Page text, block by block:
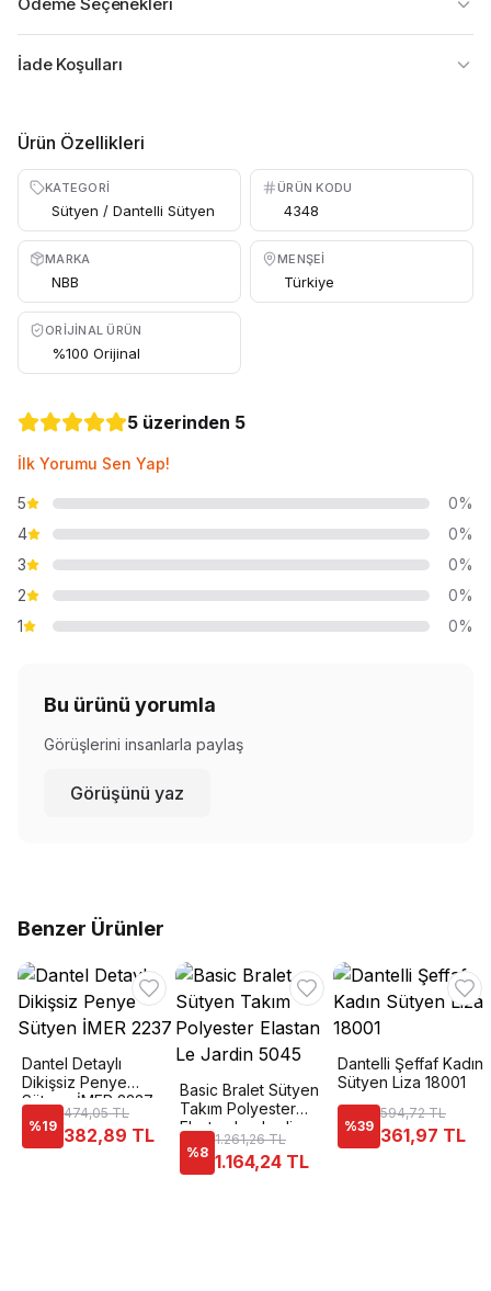
Ödeme Seçenekleri
İade Koşulları
Ürün Özellikleri
KATEGORI
Sütyen / Dantelli Sütyen
ÜRÜN KODU
4348
MARKA
NBB
MENŞEI
Türkiye
ORIJINAL ÜRÜN
%100 Orijinal
5 üzerinden 5
İlk Yorumu Sen Yap!
5
0%
4
0%
3
0%
2
0%
1
0%
Bu ürünü yorumla
Görüşlerini insanlarla paylaş
Görüşünü yaz
Benzer Ürünler
Dantel Detaylı
Dikişsiz Penye
Sütyen İMER 2237
%19
474,05 TL
382,89 TL
Basic Bralet Sütyen
Takım Polyester
Elastan Le Jardin
5045
%8
1.261,26 TL
1.164,24 TL
Dantelli Şeffaf Kadın
Sütyen Liza 18001
%39
594,72 TL
361,97 TL